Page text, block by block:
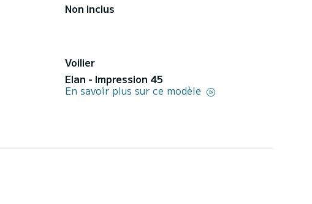
Non inclus
Voilier
Elan - Impression 45
En savoir plus sur ce modèle